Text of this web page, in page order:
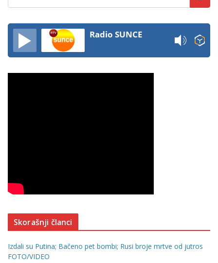
Radio SUNCE
Skorašnji članci
Izdali su Putina; Bačeno pet bombi; Rusi broje mrtve od jutros
FOTO/VIDEO